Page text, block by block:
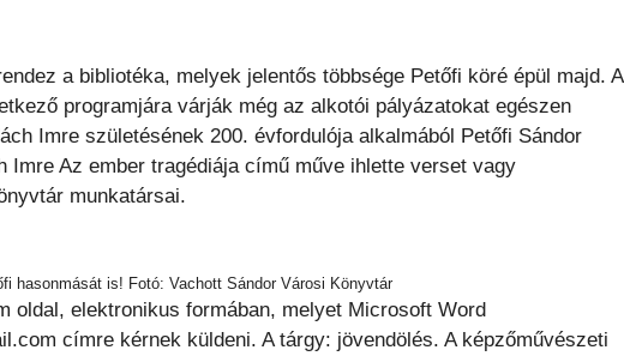
a bibliotéka, melyek jelentős többsége Petőfi köré épül majd. A
programjára várják még az alkotói pályázatokat egészen
Imre születésének 200. évfordulója alkalmából Petőfi Sándor
Imre Az ember tragédiája című műve ihlette verset vagy
munkatársai.
hasonmását is! Fotó: Vachott Sándor Városi Könyvtár
oldal, elektronikus formában, melyet Microsoft Word
címre kérnek küldeni. A tárgy: jövendölés. A képzőművészeti